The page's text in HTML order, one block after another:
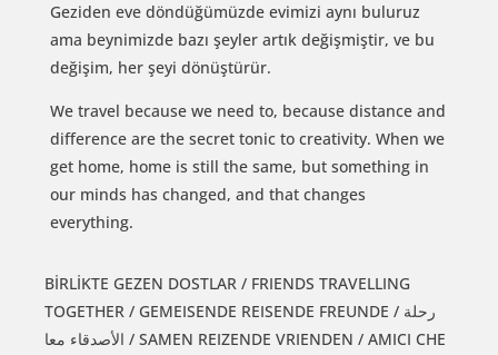
Geziden eve döndüğümüzde evimizi aynı buluruz
ama beynimizde bazı şeyler artık değişmiştir, ve bu
değişim, her şeyi dönüştürür.
We travel because we need to, because distance and
difference are the secret tonic to creativity. When we
get home, home is still the same, but something in
our minds has changed, and that changes
everything.
BİRLİKTE GEZEN DOSTLAR / FRIENDS TRAVELLING
TOGETHER / GEMEISENDE REISENDE FREUNDE / رحلة
الأصدقاء معا / SAMEN REIZENDE VRIENDEN / AMICI CHE